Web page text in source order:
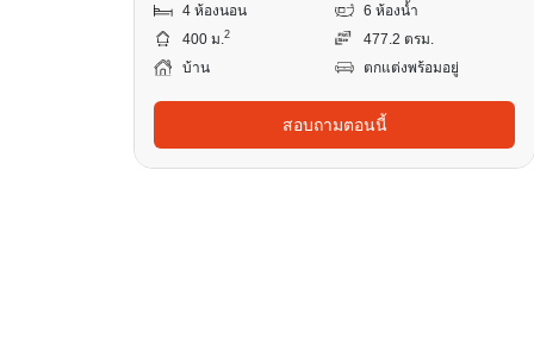
4 ห้องนอน
6 ห้องน้ำ
400 ม.2
477.2 ตรม.
บ้าน
ตกแต่งพร้อมอยู่
สอบถามตอนนี้